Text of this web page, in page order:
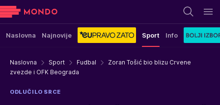
Naslovna Najnovije Sport Info
Naslovna Sport Fudbal
Zoran Tošić bio blizu Crvene
zvezde i OFK Beograda
ODLUČILO SRCE